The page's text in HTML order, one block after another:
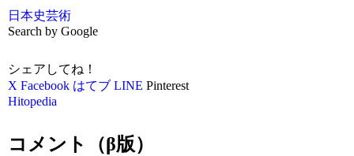
日本史芸術
Search by Google
シェアしてね！
X Facebook はてブ LINE Pinterest
Hitopedia
コメント（β版）